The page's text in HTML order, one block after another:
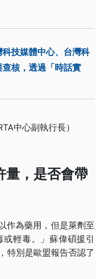
技媒體中心、台灣科
核，透過「時話實
中心副執行長）
量，是否會帶
作為藥用，但是萊劑至
輕毒。」蘇偉碩援引
特別是歐盟報告否認了